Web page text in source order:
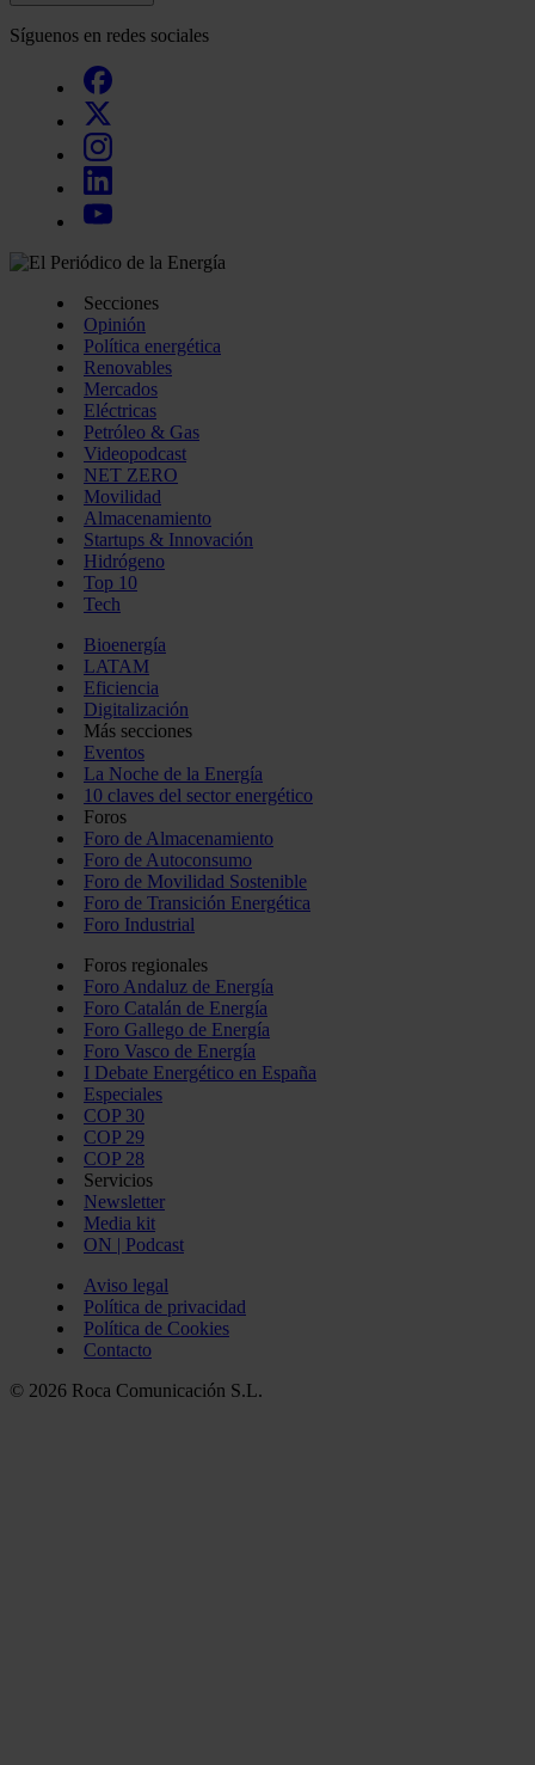
Síguenos en redes sociales
Secciones
Opinión
Política energética
Renovables
Mercados
Eléctricas
Petróleo & Gas
Videopodcast
NET ZERO
Movilidad
Almacenamiento
Startups & Innovación
Hidrógeno
Top 10
Tech
Bioenergía
LATAM
Eficiencia
Digitalización
Más secciones
Eventos
La Noche de la Energía
10 claves del sector energético
Foros
Foro de Almacenamiento
Foro de Autoconsumo
Foro de Movilidad Sostenible
Foro de Transición Energética
Foro Industrial
Foros regionales
Foro Andaluz de Energía
Foro Catalán de Energía
Foro Gallego de Energía
Foro Vasco de Energía
I Debate Energético en España
Especiales
COP 30
COP 29
COP 28
Servicios
Newsletter
Media kit
ON | Podcast
Aviso legal
Política de privacidad
Política de Cookies
Contacto
© 2026 Roca Comunicación S.L.